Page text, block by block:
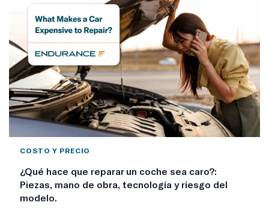
COSTO Y PRECIO
¿Qué hace que reparar un coche sea caro?:
Piezas, mano de obra, tecnología y riesgo del
modelo.